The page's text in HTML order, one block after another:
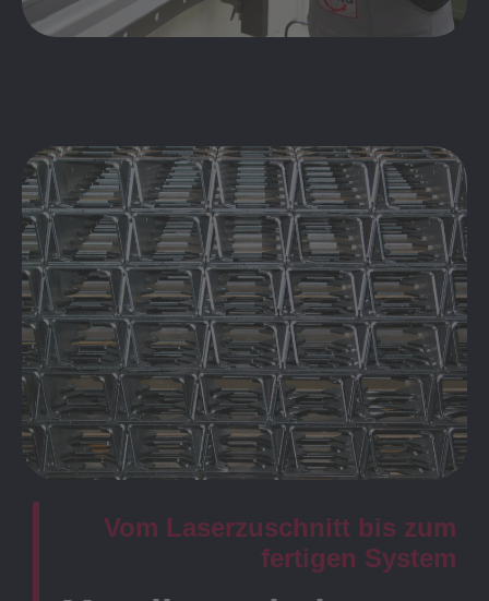
Vom Laserzuschnitt bis zum
fertigen System